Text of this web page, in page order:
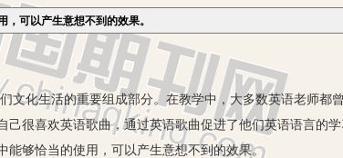
可以产生意想不到的效果。
化生活的重要组成部分。在教学中，大多数英语老师都
己很喜欢英语歌曲，通过英语歌曲促进了他们英语语言的
能够恰当的使用，可以产生意想不到的效果。